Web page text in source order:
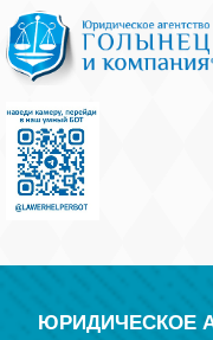
Беҙҙең
Хеҙмәт хаҡын
Һорау биреү
ЮРИДИЧЕСКОЕ